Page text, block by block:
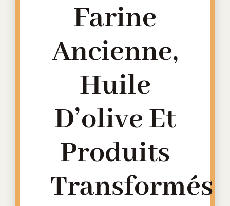
Farine
Ancienne,
Huile
D’olive Et
Produits
Transformés